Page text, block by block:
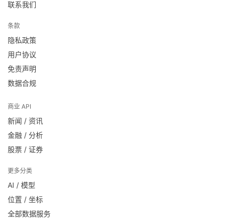
联系我们
条款
隐私政策
用户协议
免责声明
数据合规
商业 API
新闻 / 资讯
金融 / 分析
股票 / 证券
更多分类
AI / 模型
位置 / 坐标
全部数据服务